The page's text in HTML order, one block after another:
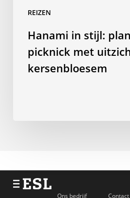
REIZEN
kersenbloesem
Hanami in stijl:
picknick met
kersenbloesem
Ons bedrijf Contact